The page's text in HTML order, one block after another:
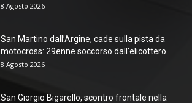
8 Agosto 2026
San Martino dall’Argine, cade sulla pista da
motocross: 29enne soccorso dall’elicottero
8 Agosto 2026
San Giorgio Bigarello, scontro frontale nella